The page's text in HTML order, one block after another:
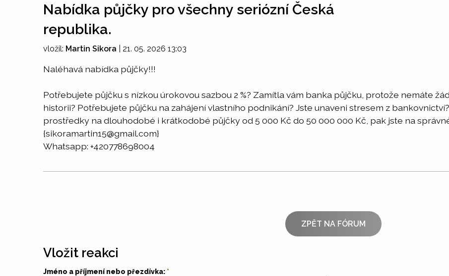
Nabídka půjčky pro všechny seriózní Česká
republika.
vložil: Martin Sikora 21. 05. 2026 13:03
Naléhavá nabídka půjčky!!!
Potřebujete půjčku s nízkou úrokovou sazbou 2 %? Zamítla vám banka půjčku, protože nemáte
historii? Potřebujete půjčku na zahájení vlastního podnikání? Jste unaveni stresem z
prostředky na dlouhodobé i krátkodobé půjčky od 5 000 Kč do 50 000 000 Kč, pak jste na
{sikoramartin15@gmail.com}
Whatsapp: +420778698004
ZPĚT NA FÓRUM
Vložit reakci
Jméno a příjmení nebo přezdívka: